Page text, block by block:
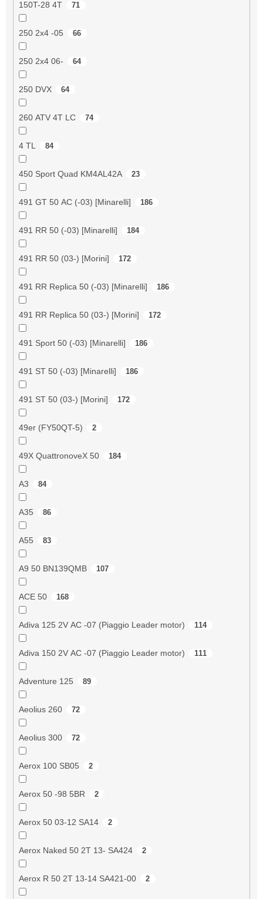
150T-28 4T 71
250 2x4 -05 66
250 2x4 06- 64
250 DVX 64
260 ATV 4T LC 74
4 TL 84
450 Sport Quad KM4AL42A 23
491 GT 50 AC (-03) [Minarelli] 186
491 RR 50 (-03) [Minarelli] 184
491 RR 50 (03-) [Morini] 172
491 RR Replica 50 (-03) [Minarelli] 186
491 RR Replica 50 (03-) [Morini] 172
491 Sport 50 (-03) [Minarelli] 186
491 ST 50 (-03) [Minarelli] 186
491 ST 50 (03-) [Morini] 172
49er (FY50QT-5) 2
49X QuattronoveX 50 184
A3 84
A35 86
A55 83
A9 50 BN139QMB 107
ACE 50 168
Adiva 125 2V AC -07 (Piaggio Leader motor) 114
Adiva 150 2V AC -07 (Piaggio Leader motor) 111
Adventure 125 89
Aeolius 260 72
Aeolius 300 72
Aerox 100 SB05 2
Aerox 50 -98 5BR 2
Aerox 50 03-12 SA14 2
Aerox Naked 50 2T 13- SA424 2
Aerox R 50 2T 13-14 SA421-00 2